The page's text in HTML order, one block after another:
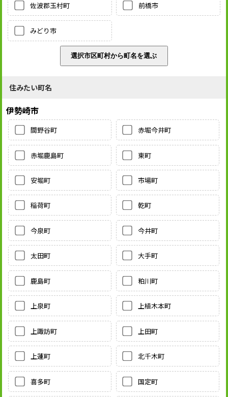
佐波郡玉村町 前橋市
みどり市
住みたい町名
伊勢崎市
間野谷町 赤堀今井町
赤堀鹿島町 東町
安堀町 市場町
稲荷町 乾町
今泉町 今井町
太田町 大手町
鹿島町 粕川町
上泉町 上植木本町
上諏訪町 上田町
上蓮町 北千木町
喜多町 国定町